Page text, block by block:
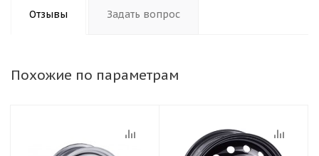
Отзывы Задать вопрос
Похожие по параметрам